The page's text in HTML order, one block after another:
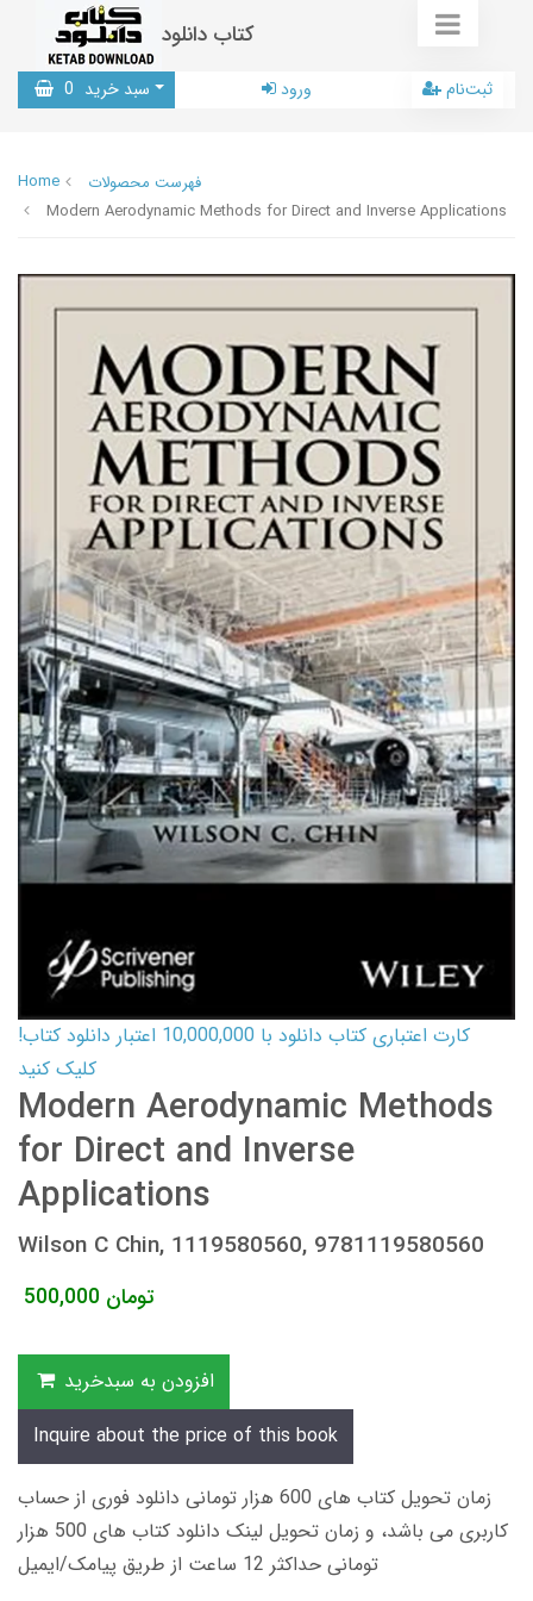
کتاب دانلود
سبد خرید 0 ورود ثبت‌نام
Home
فهرست محصولات
Modern Aerodynamic Methods for Direct and Inverse Applications
کارت اعتباری کتاب دانلود با 10,000,000 اعتبار دانلود کتاب!
کلیک کنید
Modern Aerodynamic Methods
for Direct and Inverse
Applications
Wilson C Chin, 1119580560, 9781119580560
500,000 تومان
افزودن به سبدخرید
Inquire about the price of this book
زمان تحویل کتاب های 600 هزار تومانی دانلود فوری از حساب
کاربری می باشد، و زمان تحویل لینک دانلود کتاب های 500 هزار
تومانی حداکثر 12 ساعت از طریق پیامک/ایمیل